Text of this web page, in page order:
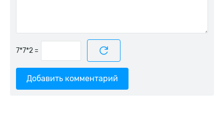
=
Добавить комментарий